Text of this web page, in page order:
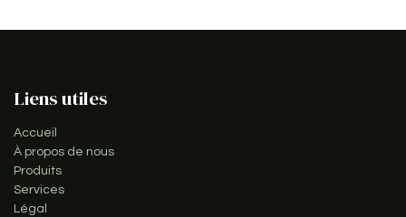
Liens utiles
Accueil
À propos de nous
Produits
Services
Légal